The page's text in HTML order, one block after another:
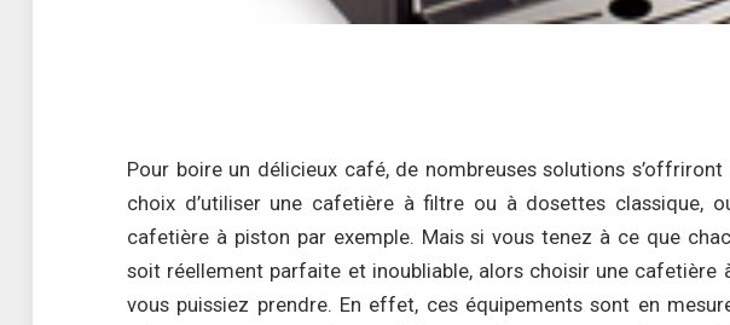
Pour boire un délicieux café, de nombreuses solutions
choix d’utiliser une cafetière à filtre ou à dosettes classique,
cafetière à piston par exemple. Mais si vous tenez à ce que
soit réellement parfaite et inoubliable, alors choisir une cafetière
vous puissiez prendre. En effet, ces équipements sont en